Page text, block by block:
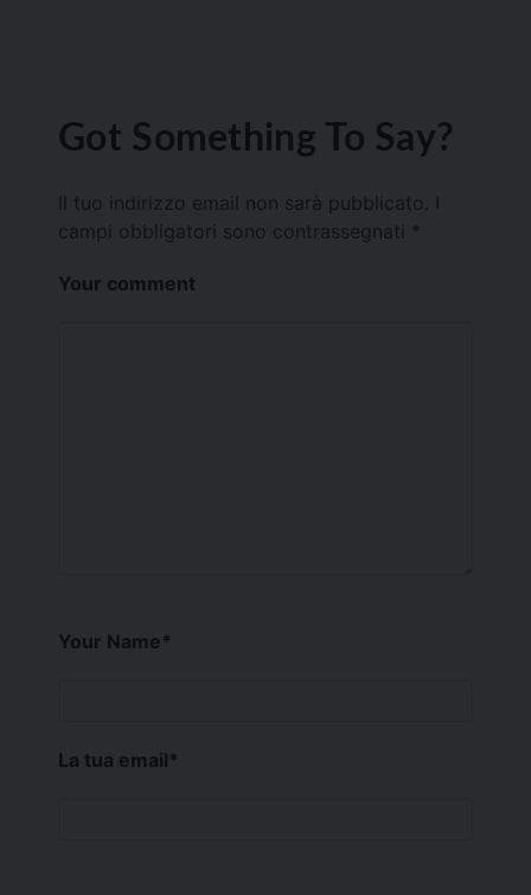
Got Something To Say?
Il tuo indirizzo email non sarà pubblicato.
campi obbligatori sono contrassegnati *
Your comment
Your Name*
La tua email*